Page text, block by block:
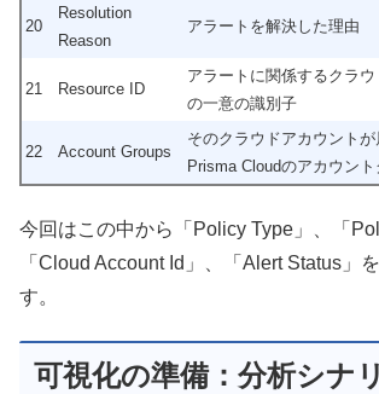
20
Resolution
Reason
アラートを解決した理由
21 Resource ID
アラートに関係するクラウ
の一意の識別子
22 Account Groups
そのクラウドアカウントが
Prisma Cloudのアカウン
今回はこの中から「Policy Type」、「
「Cloud Account Id」、「Alert Status」
す。
可視化の準備：分析シナ